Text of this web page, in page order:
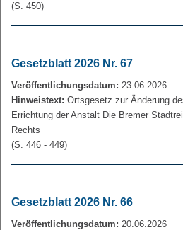
(S. 450)
Gesetzblatt 2026 Nr. 67
Veröffentlichungsdatum: 23.06.2026
Hinweistext: Ortsgesetz zur Änderung
Errichtung der Anstalt Die Bremer
Rechts
(S. 446 - 449)
Gesetzblatt 2026 Nr. 66
Veröffentlichungsdatum: 20.06.2026